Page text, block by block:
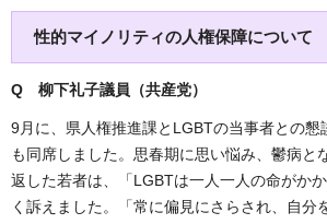
性的マイノリティの人権保障について
Q 柳下礼子議員（共産党）
9月に、県人権推進課とLGBTの当事者との懇
も同席しました。思春期に思い悩み、鬱病と
返した若者は、「LGBTは一人一人の命がか
く訴えました。「常に偏見にさらされ、自分